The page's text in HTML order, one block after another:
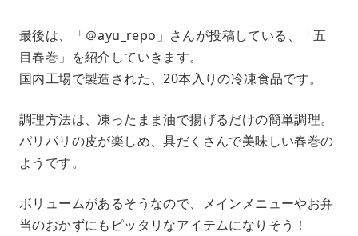
最後は、「＠ayu_repo」さんが投稿している、「五
目春巻」を紹介していきます。
国内工場で製造された、20本入りの冷凍食品です。
調理方法は、凍ったまま油で揚げるだけの簡単調理。
パリパリの皮が楽しめ、具だくさんで美味しい春巻の
ようです。
ボリュームがあるそうなので、メインメニューやお弁
当のおかずにもピッタリなアイテムになりそう！